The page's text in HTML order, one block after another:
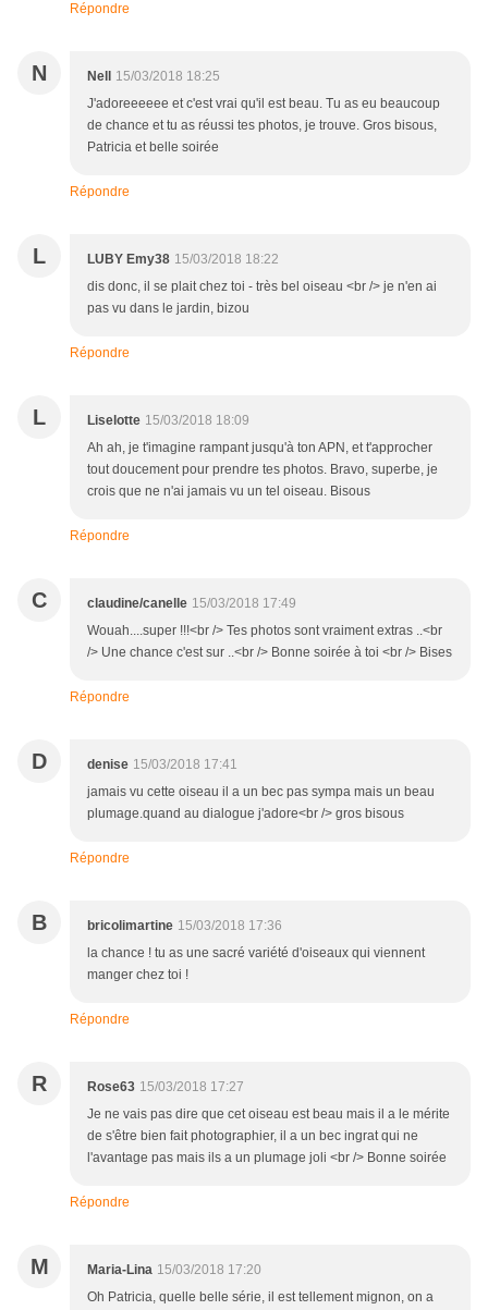
Répondre
N Nell
15/03/2018 18:25
J'adoreeeeee et c'est vrai qu'il est beau. Tu as eu beaucoup
de chance et tu as réussi tes photos, je trouve. Gros bisous,
Patricia et belle soirée
Répondre
L LUBY Emy38 15/03/2018 18:22
dis donc, il se plait chez toi - très bel oiseau <br /> je n'en ai
pas vu dans le jardin, bizou
Répondre
L Liselotte 15/03/2018 18:09
Ah ah, je t'imagine rampant jusqu'à ton APN, et t'approcher
tout doucement pour prendre tes photos. Bravo, superbe, je
crois que ne n'ai jamais vu un tel oiseau. Bisous
Répondre
C claudine/canelle 15/03/2018 17:49
Wouah....super !!!<br /> Tes photos sont vraiment extras ..<br
/> Une chance c'est sur ..<br /> Bonne soirée à toi <br /> Bises
Répondre
D denise 15/03/2018 17:41
jamais vu cette oiseau il a un bec pas sympa mais un beau
plumage.quand au dialogue j'adore<br /> gros bisous
Répondre
B bricolimartine 15/03/2018 17:36
la chance ! tu as une sacré variété d'oiseaux qui viennent
manger chez toi !
Répondre
R Rose63 15/03/2018 17:27
Je ne vais pas dire que cet oiseau est beau mais il a le mérite
de s'être bien fait photographier, il a un bec ingrat qui ne
l'avantage pas mais ils a un plumage joli <br /> Bonne soirée
Répondre
M Maria-Lina 15/03/2018 17:20
Oh Patricia, quelle belle série, il est tellement mignon, on a